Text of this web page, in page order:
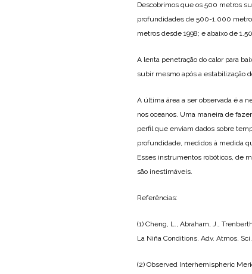
Descobrimos que os 500 metros
profundidades de 500-1.000
metros desde 1998; e abaixo de
A lenta penetração do calor para
subir mesmo após a estabilização
A última área a ser observada é a
nos oceanos. Uma maneira de
perfil que enviam dados sobre
profundidade, medidos à medida
Esses instrumentos robóticos, de
são inestimáveis.
Referências:
(1) Cheng, L., Abraham, J.,
La Niña Conditions. Adv. Atmos.
(2) Observed Interhemispheric